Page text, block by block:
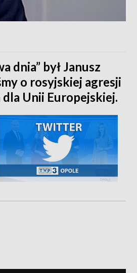
dnia” był Janusz
o rosyjskiej agresji
Unii Europejskiej.